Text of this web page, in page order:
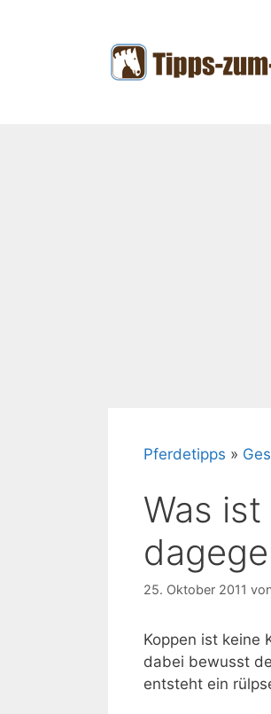
Pferdetipps »
Was
25. Oktober 2011
Koppen ist keine
dabei bewusst
entsteht ein